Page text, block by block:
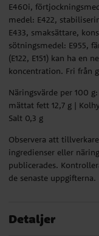
E460i,
medel: E422,
E433, smaksättare,
sötningsmedel: E955,
(E122, E151) kan ha en
koncentration. Fri från
Näringsvärde per 100
mättat fett 12,7 g |
Salt 0,3 g
Observera att
ingredienser eller
publicerades.
de senaste uppgifterna.
Detaljer